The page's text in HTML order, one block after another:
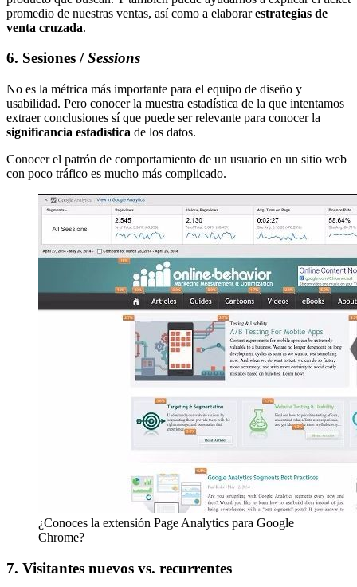
promedio de nuestras ventas, así como a elaborarestrategias de
venta cruzada.
6. Sesiones /Sessions
No es la métrica más importante para el equipo de diseño y
usabilidad. Pero conocer la muestra estadística de la que intentamos
extraer conclusiones sí que puede ser relevante para conocer la
significancia estadística de los datos.
Conocer el patrón de comportamiento de un usuario en un sitio web
con poco tráfico es mucho más complicado.
¿Conoces la extensión Page Analytics para Google
Chrome?
7. Visitantes nuevos vs. recurrentes